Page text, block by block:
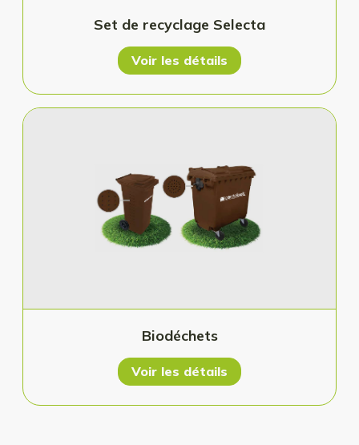
Set de recyclage Selecta
Voir les détails
Biodéchets
Voir les détails